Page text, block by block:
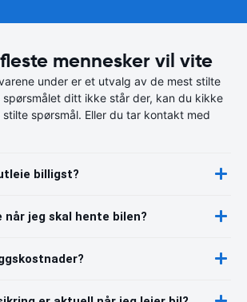
mennesker vil vite
under er et utvalg av de mest stilte
spørsmålet ditt ikke står der, kan du kikke
spørsmål. Eller du tar kontakt med
billigst?
når jeg skal hente bilen?